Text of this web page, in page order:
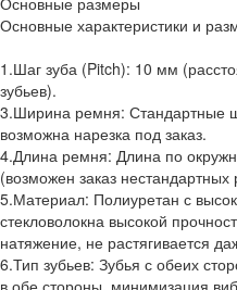
Основные характеристики и
1.Шаг зуба (Pitch): 10 мм
зубьев).
3.Ширина ремня: Стандартные
возможна нарезка под заказ.
4.Длина ремня: Длина по
(возможен заказ нестандартных
5.Материал: Полиуретан с
стекловолокна высокой
натяжение, не растягивается
6.Тип зубьев: Зубья с обеих
в обе стороны, минимизация